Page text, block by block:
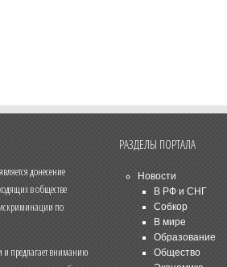
донесение
в обществе
по
и предлагает вниманию
РАЗДЕЛЫ ПОРТАЛА
Новости
В РФ и СНГ
Собкор
В мире
Образование
Общество